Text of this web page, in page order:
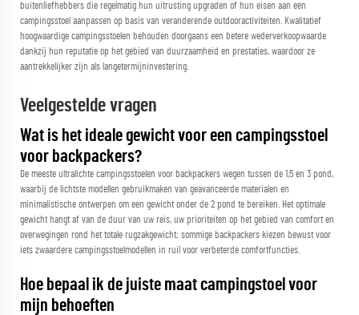
buitenliefhebbers die regelmatig hun uitrusting upgraden of hun eisen aan een
campingsstoel aanpassen op basis van veranderende outdooractiviteiten. Kwalitatief
hoogwaardige campingsstoelen behouden doorgaans een betere wederverkoopwaarde
dankzij hun reputatie op het gebied van duurzaamheid en prestaties, waardoor ze
aantrekkelijker zijn als langetermijninvestering.
Veelgestelde vragen
Wat is het ideale gewicht voor een campingsstoel
voor backpackers?
De meeste ultralichte campingsstoelen voor backpackers wegen tussen de 1,5 en 3 pond,
waarbij de lichtste modellen gebruikmaken van geavanceerde materialen en
minimalistische ontwerpen om een gewicht onder de 2 pond te bereiken. Het optimale
gewicht hangt af van de duur van uw reis, uw prioriteiten op het gebied van comfort en
overwegingen rond het totale rugzakgewicht; sommige backpackers kiezen bewust voor
iets zwaardere campingsstoelmodellen in ruil voor verbeterde comfortfuncties.
Hoe bepaal ik de juiste maat campingstoel voor
mijn behoeften